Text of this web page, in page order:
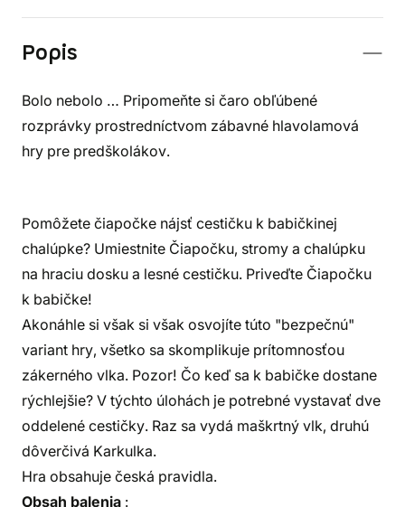
Popis
Bolo nebolo … Pripomeňte si čaro obľúbené
rozprávky prostredníctvom zábavné hlavolamová
hry pre predškolákov.
Pomôžete čiapočke nájsť cestičku k babičkinej
chalúpke? Umiestnite Čiapočku, stromy a chalúpku
na hraciu dosku a lesné cestičku. Priveďte Čiapočku
k babičke!
Akonáhle si však si však osvojíte túto "bezpečnú"
variant hry, všetko sa skomplikuje prítomnosťou
zákerného vlka. Pozor! Čo keď sa k babičke dostane
rýchlejšie? V týchto úlohách je potrebné vystavať dve
oddelené cestičky. Raz sa vydá maškrtný vlk, druhú
dôverčivá Karkulka.
Hra obsahuje česká pravidla.
Obsah balenia :